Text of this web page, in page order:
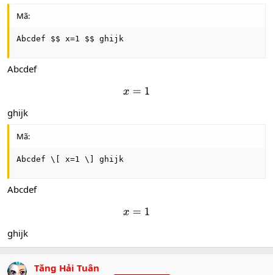
Mã:
Abcdef $$ x=1 $$ ghijk
Abcdef
x=1
ghijk
Mã:
Abcdef \[ x=1 \] ghijk
Abcdef
x=1
ghijk
Tăng Hải Tuân